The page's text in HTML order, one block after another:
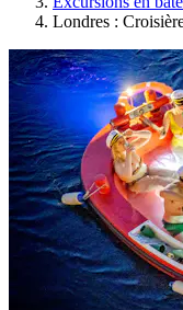
Londres :